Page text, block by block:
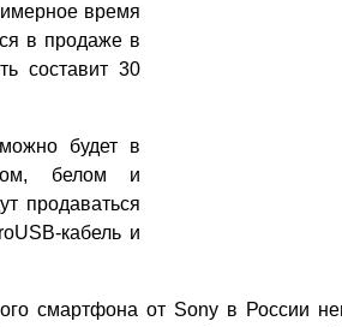
время
в продаже в
составит 30
будет в
белом и
продаваться
кабель и
смартфона от Sony в России